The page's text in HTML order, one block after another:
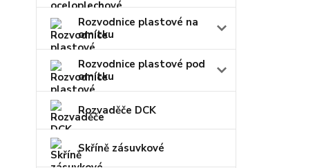
Rozvodnice plastové na
omítku
Rozvodnice plastové pod
omítku
Rozvaděče DCK
Skříně zásuvkové